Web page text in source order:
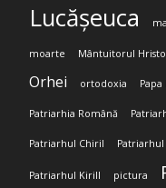
Lucășeuca
moarte Mântuitorul
Orhei ortodoxia Papa
Patriarhia Română
Patriarhul Chiril
Patriarhul Kirill pictura